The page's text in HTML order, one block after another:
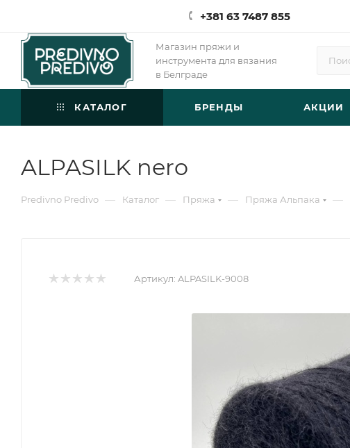
+381 63 7487 855
Магазин пряжи и
инструмента для вязания
в Белграде
КАТАЛОГ БРЕНДЫ АКЦИИ
ALPASILK nero
Predivno Predivo — Каталог — Пряжа — Пряжа Альпака —
Артикул: ALPASILK-9008